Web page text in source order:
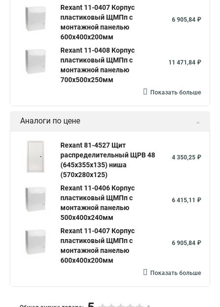
Rexant 11-0407 Корпус
пластиковый ЩМПп с
монтажной панелью
600х400х200мм
6 905,84 ₽
Rexant 11-0408 Корпус
пластиковый ЩМПп с
монтажной панелью
700х500х250мм
11 471,84 ₽
Показать больше
Аналоги по цене
Rexant 81-4527 Щит
распределительный ЩРВ 48
(645х355х135) ниша
(570х280х125)
4 350,25 ₽
Rexant 11-0406 Корпус
пластиковый ЩМПп с
монтажной панелью
500х400х240мм
6 415,11 ₽
Rexant 11-0407 Корпус
пластиковый ЩМПп с
монтажной панелью
600х400х200мм
6 905,84 ₽
Показать больше